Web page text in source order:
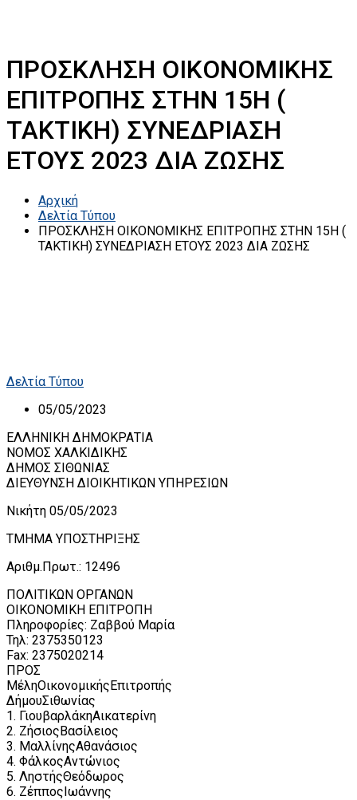
ΠΡΟΣΚΛΗΣΗ ΟΙΚΟΝΟΜΙΚΗΣ
ΕΠΙΤΡΟΠΗΣ ΣΤΗΝ 15Η (
ΤΑΚΤΙΚΗ) ΣΥΝΕΔΡΙΑΣΗ
ΕΤΟΥΣ 2023 ΔΙΑ ΖΩΣΗΣ
Αρχική
Δελτία Τύπου
ΠΡΟΣΚΛΗΣΗ ΟΙΚΟΝΟΜΙΚΗΣ ΕΠΙΤΡΟΠΗΣ ΣΤΗΝ 15Η (
ΤΑΚΤΙΚΗ) ΣΥΝΕΔΡΙΑΣΗ ΕΤΟΥΣ 2023 ΔΙΑ ΖΩΣΗΣ
Δελτία Τύπου
05/05/2023
ΕΛΛΗΝΙΚΗ ΔΗΜΟΚΡΑΤΙΑ
ΝΟΜΟΣ ΧΑΛΚΙΔΙΚΗΣ
ΔΗΜΟΣ ΣΙΘΩΝΙΑΣ
ΔΙΕΥΘΥΝΣΗ ΔΙΟΙΚΗΤΙΚΩΝ ΥΠΗΡΕΣΙΩΝ
Νικήτη 05/05/2023
ΤΜΗΜΑ ΥΠΟΣΤΗΡΙΞΗΣ
Αριθμ.Πρωτ.: 12496
ΠΟΛΙΤΙΚΩΝ ΟΡΓΑΝΩΝ
ΟΙΚΟΝΟΜΙΚΗ ΕΠΙΤΡΟΠΗ
Πληροφορίες: Ζαββού Μαρία
Τηλ: 2375350123
Fax: 2375020214
ΠΡΟΣ
ΜέληΟικονομικήςΕπιτροπής
ΔήμουΣιθωνίας
1. ΓιουβαρλάκηΑικατερίνη
2. ΖήσιοςΒασίλειος
3. ΜαλλίνηςΑθανάσιος
4. ΦάλκοςΑντώνιος
5. ΛηστήςΘεόδωρος
6. ΖέπποςΙωάννης